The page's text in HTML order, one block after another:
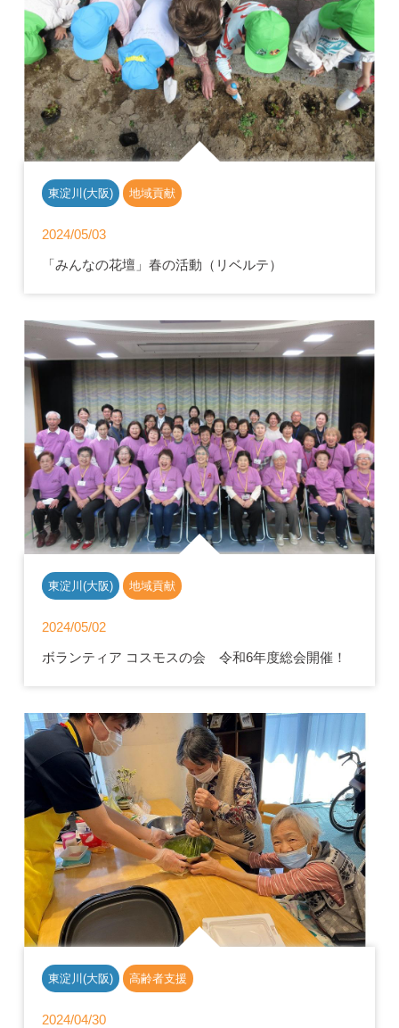
東淀川(大阪) 地域貢献
2024/05/03
「みんなの花壇」春の活動（リベルテ）
東淀川(大阪) 地域貢献
2024/05/02
ボランティア コスモスの会 令和6年度総会開催！
東淀川(大阪) 高齢者支援
2024/04/30